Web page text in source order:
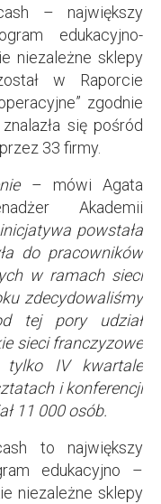
– największy
edukacyjno-
niezależne sklepy
w Raporcie
zgodnie
się pośród
33 firmy.
– mówi Agata
Akademii
powstała
do pracowników
w ramach sieci
zdecydowaliśmy
tej pory udział
sieci franczyzowe
tylko IV kwartale
i konferencji
11 000 osób.
to największy
edukacyjno –
niezależne sklepy